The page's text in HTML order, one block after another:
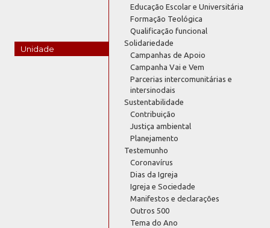
Unidade
Educação Escolar e Universitária
Formação Teológica
Qualificação funcional
Solidariedade
Campanhas de Apoio
Campanha Vai e Vem
Parcerias intercomunitárias e
intersinodais
Sustentabilidade
Contribuição
Justiça ambiental
Planejamento
Testemunho
Coronavírus
Dias da Igreja
Igreja e Sociedade
Manifestos e declarações
Outros 500
Tema do Ano